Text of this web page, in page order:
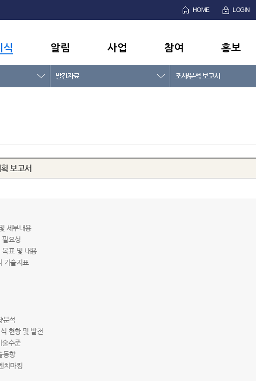
HOME LOGIN
식 알림 사업 참여 홍보
발간자료 조사/분석 보고서
보고서
세부내용
필요성
목표 및 내용
기술지표
분석
현황 및 발전
술수준
동향
치마킹